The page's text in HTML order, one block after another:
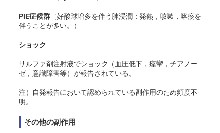
PIE症候群 （好酸球増多を伴う肺浸潤：発熱，咳嗽，喀痰を
伴うことが多い。）
ショック
サルファ剤注射液でショック（血圧低下，痙攣，チアノー
ゼ，意識障害等）が報告されている。
注）自発報告において認められている副作用のため頻度不
明。
その他の副作用